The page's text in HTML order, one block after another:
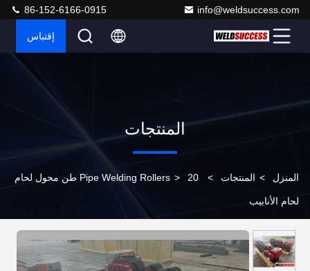
info@weldsuccess.com
86-152-6166-0915
إقتباس
المنتجات
المنزل > المنتجات >
Pipe Welding Rollers > 20 طن محول لحام
لحام الأنابيب